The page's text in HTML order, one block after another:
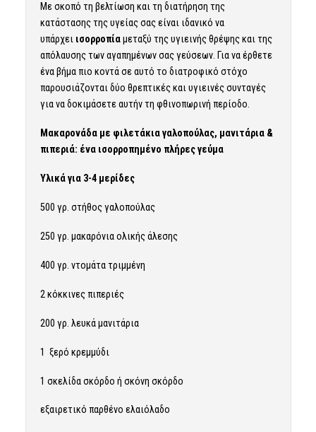
Με σκοπό τη βελτίωση και τη διατήρηση της
κατάστασης της υγείας σας είναι ιδανικό να
υπάρχειισορροπίαμεταξύ της υγιεινής θρέψης και της
απόλαυσης των αγαπημένων σας γεύσεων. Για να έρθετε
ένα βήμα πιο κοντά σε αυτό το διατροφικό στόχο
παρουσιάζονται δύο θρεπτικές και υγιεινές συνταγές
για να δοκιμάσετε αυτήν τη φθινοπωρινή περίοδο.
Μακαρονάδα με φιλετάκια γαλοπούλας, μανιτάρια &
πιπεριά: ένα ισορροπημένο πλήρες γεύμα
Υλικά για 3-4 μερίδες
500 γρ. στήθος γαλοπούλας
250 γρ. μακαρόνια ολικής άλεσης
400 γρ. ντομάτα τριμμένη
2 κόκκινες πιπεριές
200 γρ. λευκά μανιτάρια
1 ξερό κρεμμύδι
1 σκελίδα σκόρδο ή σκόνη σκόρδο
εξαιρετικό παρθένο ελαιόλαδο